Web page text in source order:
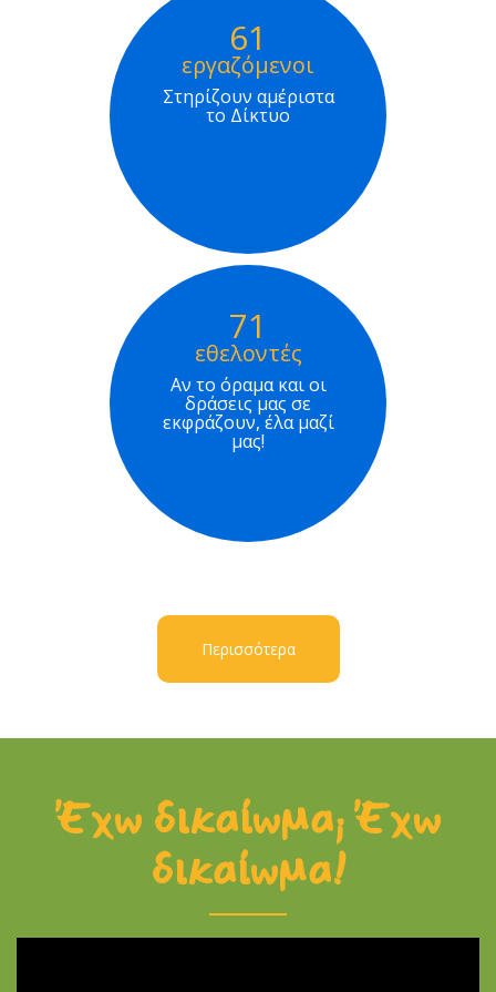
61
εργαζόμενοι
Στηρίζουν αμέριστα
το Δίκτυο
71
εθελοντές
Αν το όραμα και οι
δράσεις μας σε
εκφράζουν, έλα μαζί
μας!
Περισσότερα
Έχω δικαίωμα; Έχω
δικαίωμα!